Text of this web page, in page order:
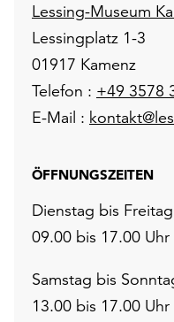
Lessing-Museum
Lessingplatz 1-3
01917 Kamenz
Telefon : +49 3578
E-Mail :
ÖFFNUNGSZEITEN
Dienstag bis Freitag
09.00 bis 17.00 Uhr
Samstag bis
13.00 bis 17.00 Uhr